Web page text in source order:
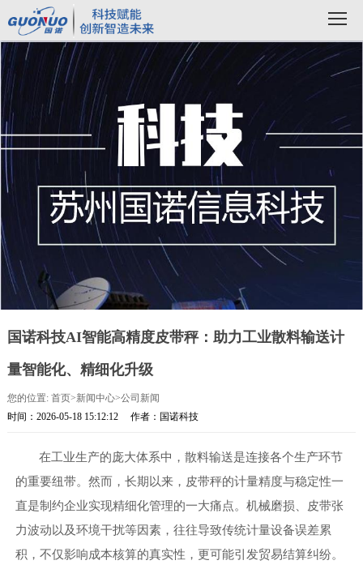
国诺科技AI智能高精度皮带秤：助力工业散料输送计
量智能化、精细化升级
您的位置: 首页>新闻中心>公司新闻
时间：2026-05-18 15:12:12
作者：国诺科技
在工业生产的庞大体系中，散料输送是连接各个生产环节
的重要纽带。然而，长期以来，皮带秤的计量精度与稳定性一
直是制约企业实现精细化管理的一大痛点。机械磨损、皮带张
力波动以及环境干扰等因素，往往导致传统计量设备误差累
积，不仅影响成本核算的真实性，更可能引发贸易结算纠纷。